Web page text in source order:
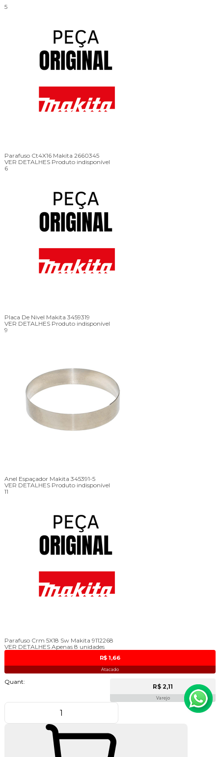
5
Parafuso Ct4X16 Makita 2660345
VER DETALHES Produto indisponível
6
Placa De Nivel Makita 3459319
VER DETALHES Produto indisponível
9
Anel Espaçador Makita 345391-5
VER DETALHES Produto indisponível
11
Parafuso Crm 5X18 Sw Makita 9112268
VER DETALHES Apenas 8 unidades
R$ 1,66
Atacado
R$ 2,11
Varejo
Quant: